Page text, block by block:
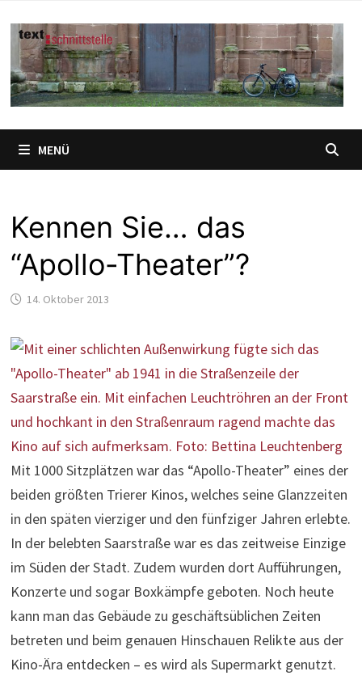
Inhalt
springen
MENÜ
Kennen Sie… das
“Apollo-Theater”?
14. Oktober 2013
Mit 1000 Sitzplätzen war das “Apollo-Theater” eines der
beiden größten Trierer Kinos, welches seine Glanzzeiten
in den späten vierziger und den fünfziger Jahren erlebte.
In der belebten Saarstraße war es das zeitweise Einzige
im Süden der Stadt. Zudem wurden dort Aufführungen,
Konzerte und sogar Boxkämpfe geboten. Noch heute
kann man das Gebäude zu geschäftsüblichen Zeiten
betreten und beim genauen Hinschauen Relikte aus der
Kino-Ära entdecken – es wird als Supermarkt genutzt.